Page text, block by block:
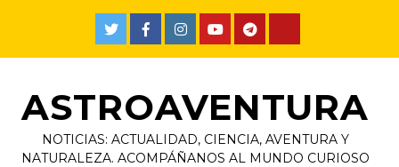
ASTROAVENTURA
NOTICIAS: ACTUALIDAD, CIENCIA, AVENTURA Y
NATURALEZA. ACOMPÁÑANOS AL MUNDO CURIOSO